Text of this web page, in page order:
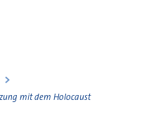
mit dem Holocaust